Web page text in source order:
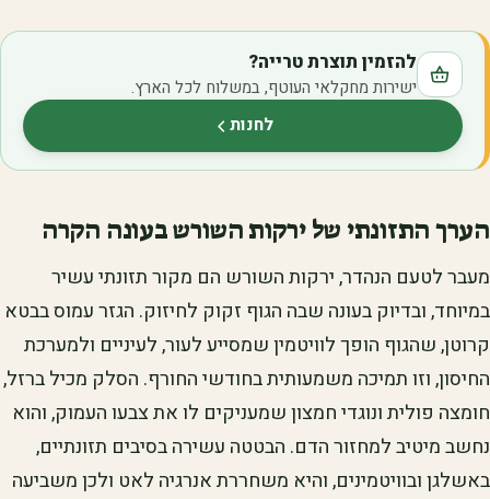
להזמין תוצרת טרייה?
ישירות מחקלאי העוטף, במשלוח לכל הארץ.
לחנות(נפתח בלשונית חדשה)
הערך התזונתי של ירקות השורש בעונה הקרה
מעבר לטעם הנהדר, ירקות השורש הם מקור תזונתי עשיר
במיוחד, ובדיוק בעונה שבה הגוף זקוק לחיזוק. הגזר עמוס בבטא
קרוטן, שהגוף הופך לוויטמין שמסייע לעור, לעיניים ולמערכת
החיסון, וזו תמיכה משמעותית בחודשי החורף. הסלק מכיל ברזל,
חומצה פולית ונוגדי חמצון שמעניקים לו את צבעו העמוק, והוא
נחשב מיטיב למחזור הדם. הבטטה עשירה בסיבים תזונתיים,
באשלגן ובוויטמינים, והיא משחררת אנרגיה לאט ולכן משביעה